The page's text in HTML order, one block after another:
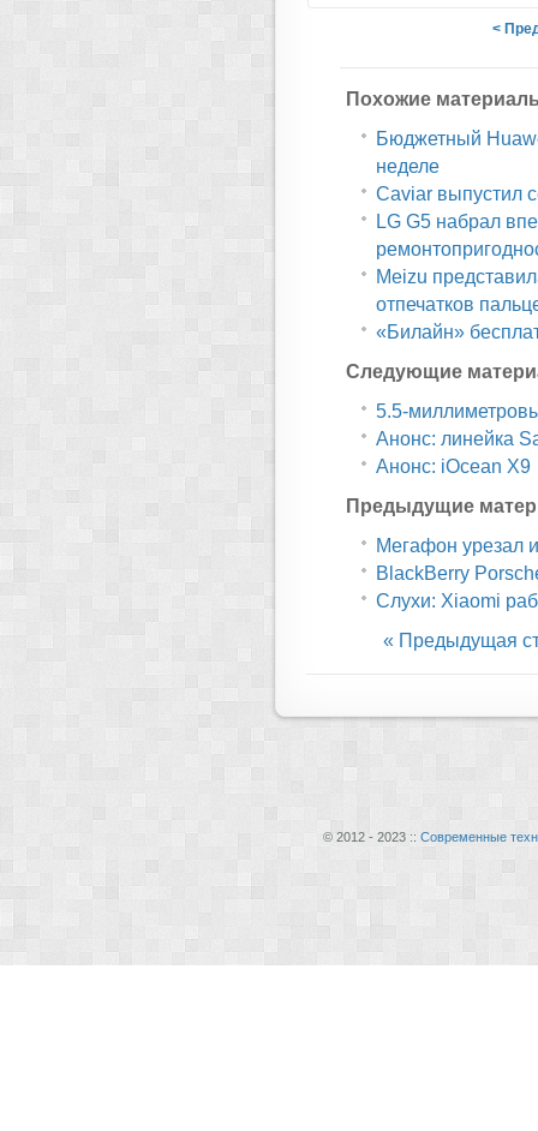
<
Похожие
Бюджетный
неделе
Caviar выпустил
LG G5 набрал
Meizu
отпечатков
«Билайн»
Следующие
5.5-
Анонс: линейка
Анонс: iOcean X9
Предыдущие
Мегафон урезал
BlackBerry
Слухи: Xiaomi
« Предыдущая
© 2012 - 2023 :: Современные